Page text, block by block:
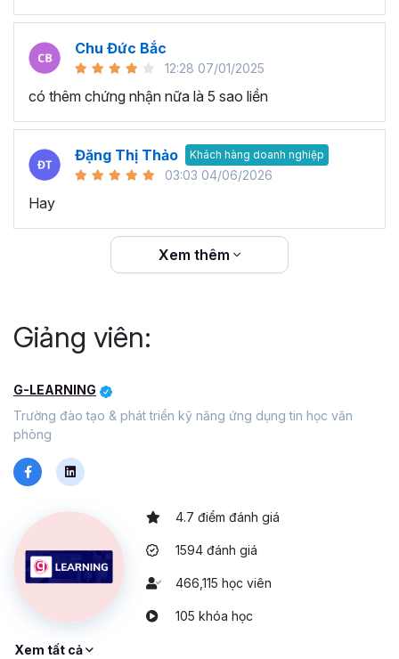
Chu Đức Bắc
12:28 07/01/2025
có thêm chứng nhận nữa là 5 sao liền
Đặng Thị Thảo Khách hàng doanh nghiệp
03:03 04/06/2026
Hay
Xem thêm
Giảng viên:
G-LEARNING
Trường đào tạo & phát triển kỹ năng ứng dụng tin học văn
phòng
4.7 điểm đánh giá
1594 đánh giá
466,115 học viên
105 khóa học
Xem tất cả